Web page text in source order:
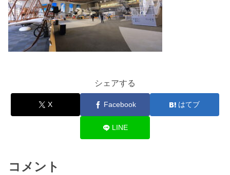
シェアする
X Facebook はてブ
LINE
コメント